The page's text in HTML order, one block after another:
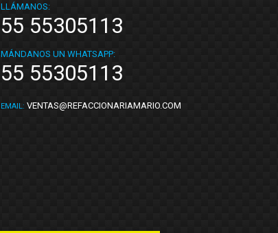
LLÁMANOS:
55 55305113
MÁNDANOS UN WHATSAPP:
55 55305113
EMAIL: VENTAS@REFACCIONARIAMARIO.COM